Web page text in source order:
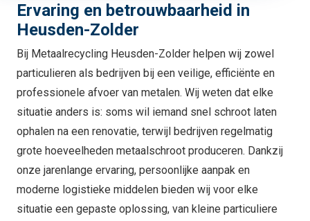
Ervaring en betrouwbaarheid in
Heusden-Zolder
Bij Metaalrecycling Heusden-Zolder helpen wij zowel
particulieren als bedrijven bij een veilige, efficiënte en
professionele afvoer van metalen. Wij weten dat elke
situatie anders is: soms wil iemand snel schroot laten
ophalen na een renovatie, terwijl bedrijven regelmatig
grote hoeveelheden metaalschroot produceren. Dankzij
onze jarenlange ervaring, persoonlijke aanpak en
moderne logistieke middelen bieden wij voor elke
situatie een gepaste oplossing, van kleine particuliere